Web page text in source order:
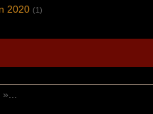
2020 (1)